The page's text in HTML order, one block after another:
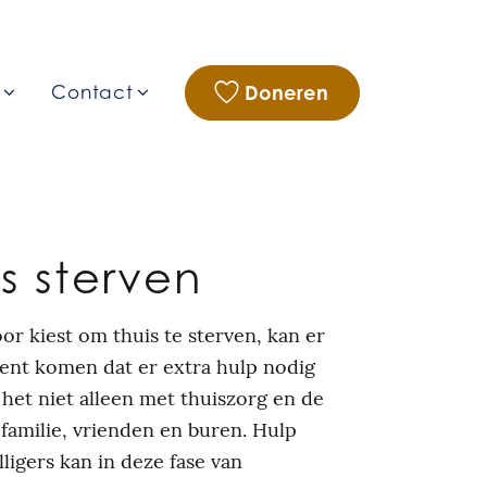
Contact Doneren
sterven
kiest om thuis te sterven, kan er
komen dat er extra hulp nodig
niet alleen met thuiszorg en de
vrienden en buren. Hulp
kan in deze fase van